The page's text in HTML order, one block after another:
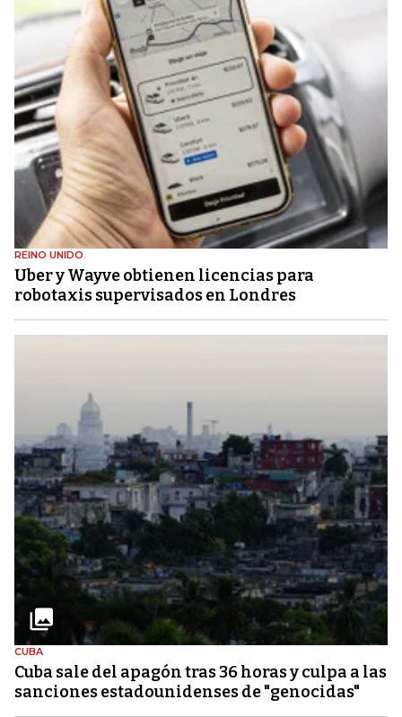
REINO UNIDO
Uber y Wayve obtienen licencias para
robotaxis supervisados ​​en Londres
CUBA
Cuba sale del apagón tras 36 horas y culpa a las
sanciones estadounidenses de "genocidas"